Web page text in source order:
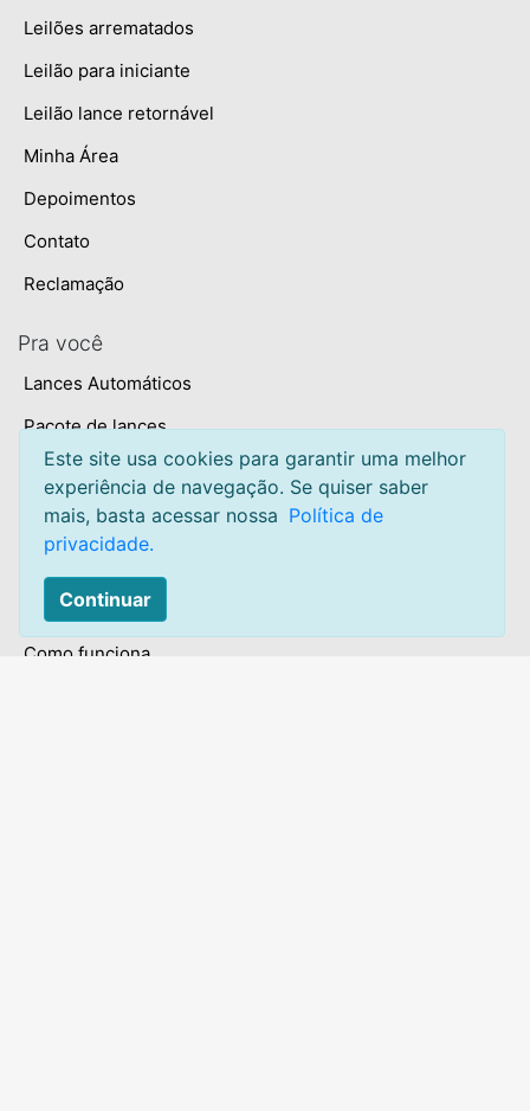
Leilões arrematados
Leilão para iniciante
Leilão lance retornável
Minha Área
Depoimentos
Contato
Reclamação
Pra você
Lances Automáticos
Pacote de lances
Central de ajuda
Arremates
Como participar
Leilão de Centavos
Como funciona
Este site usa cookies para garantir uma melhor
experiência de navegação. Se quiser saber
mais, basta acessar nossa Política de
privacidade.
Continuar